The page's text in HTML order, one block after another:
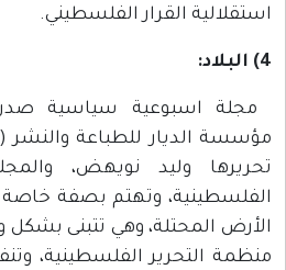
استقلالية القرار الفلسطيني.
4) البلاد:
مؤسسة الديار للطباعة
تحريرها وليد نويهض،
الفلسطينية، وتهتم بصفة خاصة
الأرض المحتلة، وهي تتبنى
منظمة التحرير الفلسطينية،